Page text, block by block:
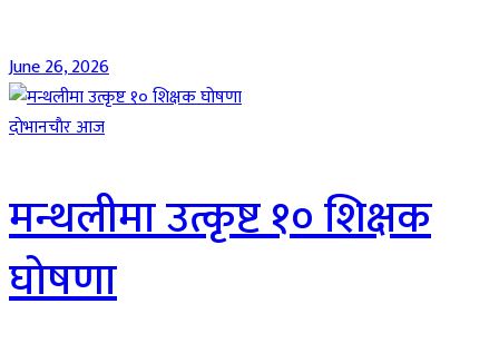
June 26, 2026
दाेभानचाैर आज
मन्थलीमा उत्कृष्ट १० शिक्षक
घोषणा